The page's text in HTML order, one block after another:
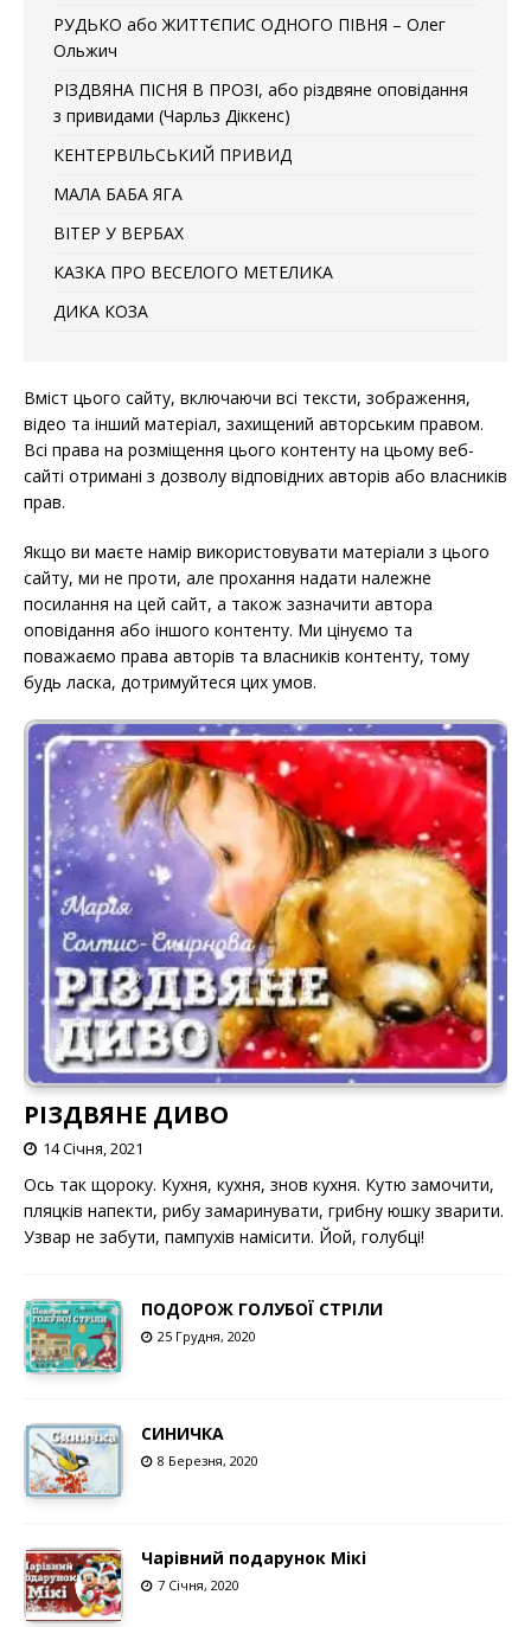
РУДЬКО або ЖИТТЄПИС ОДНОГО ПІВНЯ – Олег
Ольжич
РІЗДВЯНА ПІСНЯ В ПРОЗІ, або різдвяне оповідання
з привидами (Чарльз Діккенс)
КЕНТЕРВІЛЬСЬКИЙ ПРИВИД
МАЛА БАБА ЯГА
ВІТЕР У ВЕРБАХ
КАЗКА ПРО ВЕСЕЛОГО МЕТЕЛИКА
ДИКА КОЗА
Вміст цього сайту, включаючи всі тексти, зображення,
відео та інший матеріал, захищений авторським правом.
Всі права на розміщення цього контенту на цьому веб-
сайті отримані з дозволу відповідних авторів або власників
прав.
Якщо ви маєте намір використовувати матеріали з цього
сайту, ми не проти, але прохання надати належне
посилання на цей сайт, а також зазначити автора
оповідання або іншого контенту. Ми цінуємо та
поважаємо права авторів та власників контенту, тому
будь ласка, дотримуйтеся цих умов.
РІЗДВЯНЕ ДИВО
14 Січня, 2021
Ось так щороку. Кухня, кухня, знов кухня. Кутю замочити,
пляцків напекти, рибу замаринувати, грибну юшку зварити.
Узвар не забути, пампухів намісити. Йой, голубці!
ПОДОРОЖ ГОЛУБОЇ СТРІЛИ
25 Грудня, 2020
СИНИЧКА
8 Березня, 2020
Чарівний подарунок Мікі
7 Січня, 2020